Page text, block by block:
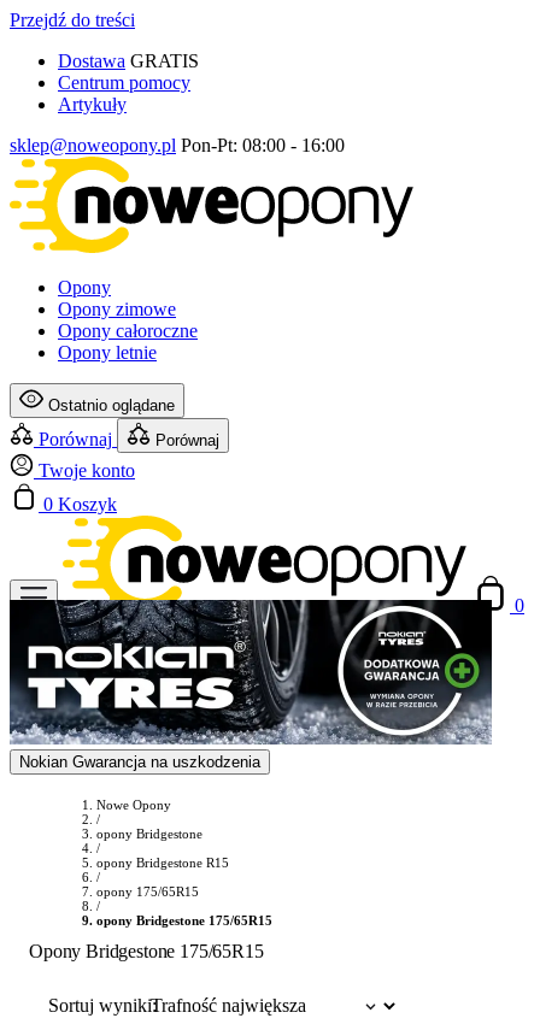
Przejdź do treści
Dostawa GRATIS
Centrum pomocy
Artykuły
sklep@noweopony.pl Pon-Pt: 08:00 - 16:00
Opony
Opony zimowe
Opony całoroczne
Opony letnie
Ostatnio oglądane
Porównaj Porównaj
Twoje konto
0 Koszyk
0
Nokian Gwarancja na uszkodzenia
Nowe Opony
/
opony Bridgestone
/
opony Bridgestone R15
/
opony 175/65R15
/
opony Bridgestone 175/65R15
Opony Bridgestone 175/65R15
Sortuj wyniki: